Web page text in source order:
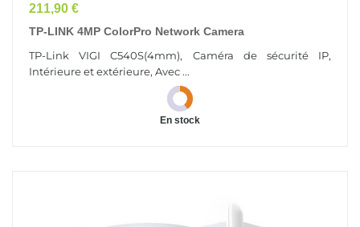
Prix
211,90 €
TP-LINK 4MP ColorPro Network Camera
TP-Link VIGI C540S(4mm), Caméra de sécurité IP,
Intérieure et extérieure, Avec ...
En stock